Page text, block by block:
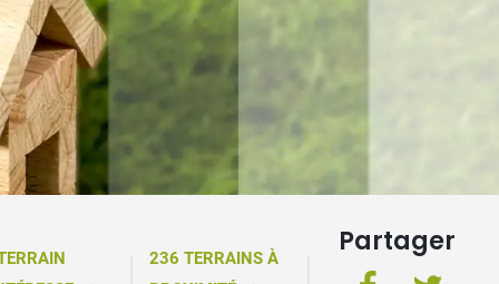
236 TERRAINS À
Partager